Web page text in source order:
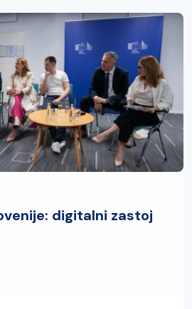
digitalni zastoj